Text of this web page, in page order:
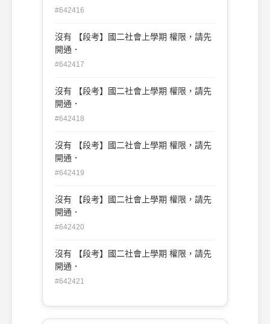
#642416
沒有 【段考】國二社會上學期 權限，請先
開通．
#642417
沒有 【段考】國二社會上學期 權限，請先
開通．
#642418
沒有 【段考】國二社會上學期 權限，請先
開通．
#642419
沒有 【段考】國二社會上學期 權限，請先
開通．
#642420
沒有 【段考】國二社會上學期 權限，請先
開通．
#642421